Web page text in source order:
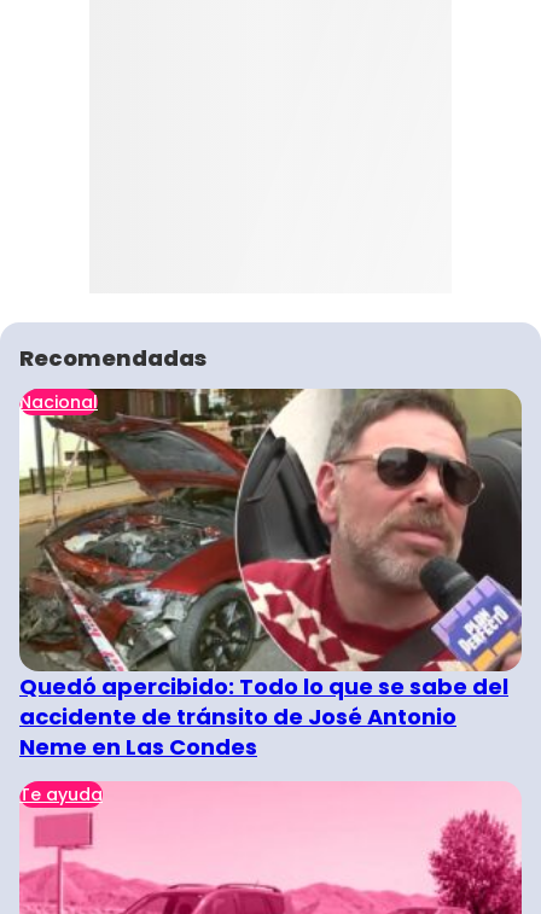
Recomendadas
Nacional
Quedó apercibido: Todo lo que se sabe del
accidente de tránsito de José Antonio
Neme en Las Condes
Te ayuda